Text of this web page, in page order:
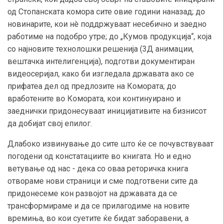
од Стопанската комора сите овие години наназад; до
новинарите, кои нè поддржуваат несебично и заедно
работиме на подобро утре; до „Кумов продукција“, која
со најновите технолошки решенија (3Д анимации,
вештачка интелигенција), подготви документиран
видеосеријал, како би изгледала државата ако се
прифатеа дел од предлозите на Комората; до
вработените во Комората, кои континуирано и
заеднички придонесуваат иницијативите на бизнисот
да добијат свој епилог.
Длабоко извинување до сите што ќе се почувствуваат
погодени од констатациите во книгата. Но и едно
ветување од нас - дека со оваа реторичка книга
отвораме нови страници и сме подготвени сите да
придонесеме кон развојот на државата да се
трансформираме и да се прилагодиме на новите
времиња, во кои суетите ќе бидат заборавени, а